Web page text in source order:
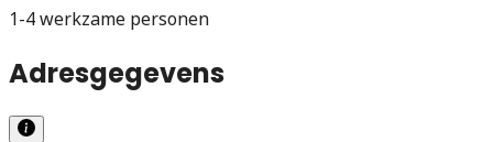
1-4 werkzame personen
Adresgegevens